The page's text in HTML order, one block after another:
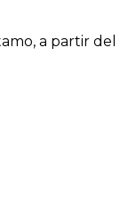
a partir del